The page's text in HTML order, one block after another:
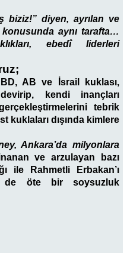
biziz!” diyen, ayrılan ve
aynı tarafta…
ebedî liderleri
AB ve İsrail kuklası,
kendi inançları
tebrik
kuklaları dışında kimlere
Ankara’da milyonlara
ve arzulayan bazı
ile Rahmetli Erbakan’ı
de öte bir soysuzluk